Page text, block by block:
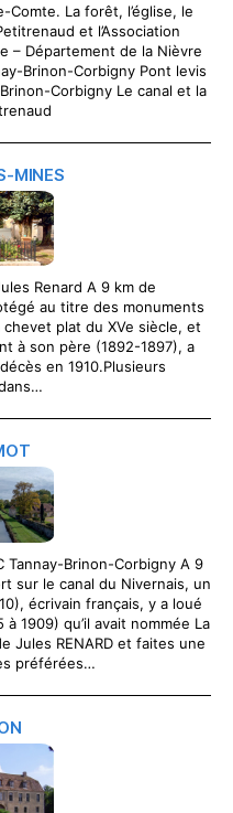
Comte. La forêt, l’église, le
et l’Association
– Département de la Nièvre
Brinon-Corbigny Pont levis
Corbigny Le canal et la
MINES
Renard A 9 km de
au titre des monuments
plat du XVe siècle, et
à son père (1892-1897), a
en 1910.Plusieurs
Tannay-Brinon-Corbigny A 9
sur le canal du Nivernais, un
écrivain français, y a loué
1909) qu’il avait nommée La
Jules RENARD et faites une
préférées…